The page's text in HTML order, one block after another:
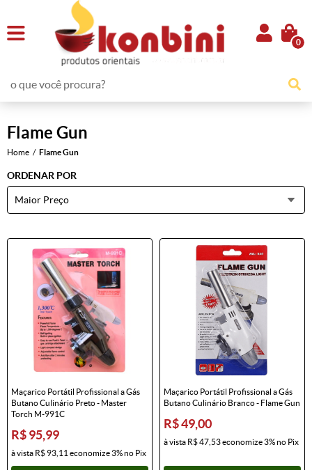
0
Flame Gun
Home Flame Gun
ORDENAR POR
Maior Preço
Maçarico Portátil Profissional a Gás
Butano Culinário Preto - Master
Torch M-991C
R$ 95,99
à vista R$ 93,11 economize3%no Pix
Maçarico Portátil Profissional a Gás
Butano Culinário Branco - Flame Gun
R$ 49,00
à vista R$ 47,53economize3%no Pix